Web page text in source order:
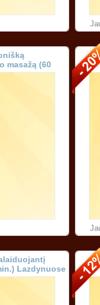
masažą (60
Lazdynuose